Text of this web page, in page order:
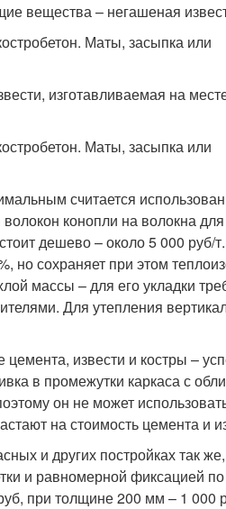
вещества – негашеная
изготавливаемая на
считается
конопли на волокна для
дешево – около 5 000
но сохраняет при этом
массы – для его укладки
Для утепления
извести и костры –
в промежутки каркаса с
он не может
на стоимость цемента и
и других постройках так
и равномерной фиксацией
при толщине 200 мм – 1 000